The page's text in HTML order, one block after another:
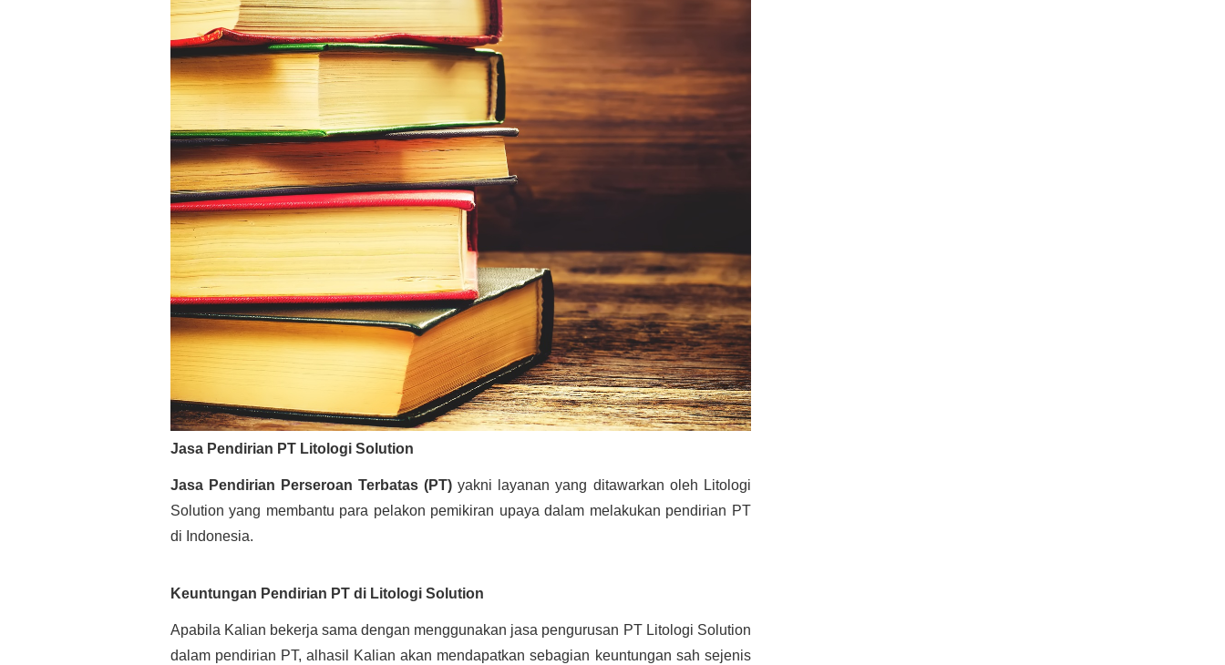
Jasa Pendirian PT Litologi Solution
Jasa Pendirian Perseroan Terbatas (PT) yakni layanan yang ditawarkan oleh Litologi
Solution yang membantu para pelakon pemikiran upaya dalam melakukan pendirian PT
di Indonesia.
Keuntungan Pendirian PT di Litologi Solution
Apabila Kalian bekerja sama dengan menggunakan jasa pengurusan PT Litologi Solution
dalam pendirian PT, alhasil Kalian akan mendapatkan sebagian keuntungan sah sejenis